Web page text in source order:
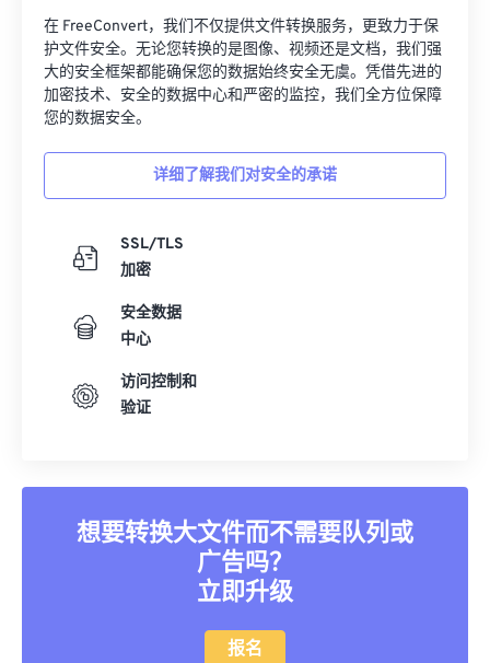
在 FreeConvert，我们不仅提供文件转换服务，更致力于保
护文件安全。无论您转换的是图像、视频还是文档，我们强
大的安全框架都能确保您的数据始终安全无虞。凭借先进的
加密技术、安全的数据中心和严密的监控，我们全方位保障
您的数据安全。
详细了解我们对安全的承诺
SSL/TLS
加密
安全数据
中心
访问控制和
验证
想要转换大文件而不需要队列或
广告吗？
立即升级
报名